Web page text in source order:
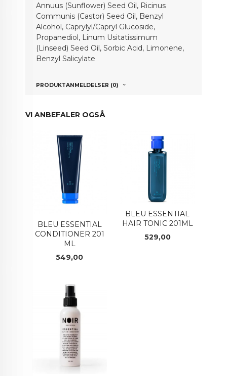
Annuus (Sunflower) Seed Oil, Ricinus
Communis (Castor) Seed Oil, Benzyl
Alcohol, Caprylyl/Capryl Glucoside,
Propanediol, Linum Usitatissimum
(Linseed) Seed Oil, Sorbic Acid, Limonene,
Benzyl Salicylate
PRODUKTANMELDELSER (0)
VI ANBEFALER OGSÅ
BLEU ESSENTIAL
CONDITIONER 201
ML
Pris
549,00
BLEU ESSENTIAL
HAIR TONIC 201ML
Pris
529,00